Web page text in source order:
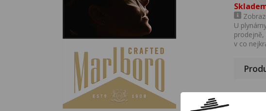
U
prodejně,
v co